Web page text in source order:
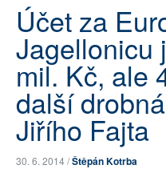
ARCHIV
ROZHOVORY
TÉMATA
NEJČTENĚJŠÍ ZA 7 DNÍ
AUTOŘI
Účet za
Jagellonicu
mil. Kč, ale
další
Jiřího Fajta
30. 6. 2014 /Štěpán Kotrba